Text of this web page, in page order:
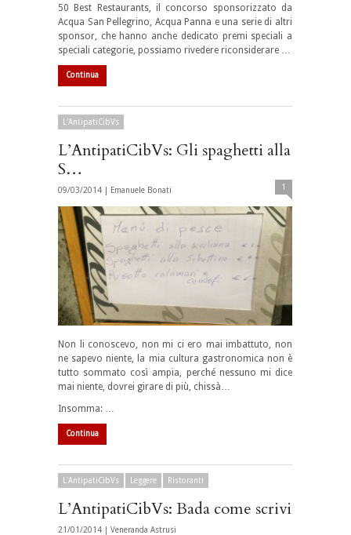
50 Best Restaurants, il concorso sponsorizzato da
Acqua San Pellegrino, Acqua Panna e una serie di altri
sponsor, che hanno anche dedicato premi speciali a
speciali categorie, possiamo rivedere riconsiderare …
Continua
L'AntipatiCibVs
L’AntipatiCibVs: Gli spaghetti alla
S…
09/03/2014 | Emanuele Bonati 1
Non li conoscevo, non mi ci ero mai imbattuto, non
ne sapevo niente, la mia cultura gastronomica non è
tutto sommato così ampia, perché nessuno mi dice
mai niente, dovrei girare di più, chissà…
Insomma: …
Continua
L'AntipatiCibVs Leggere Ristoranti
L’AntipatiCibVs: Bada come scrivi
21/01/2014 | Veneranda Astrusi